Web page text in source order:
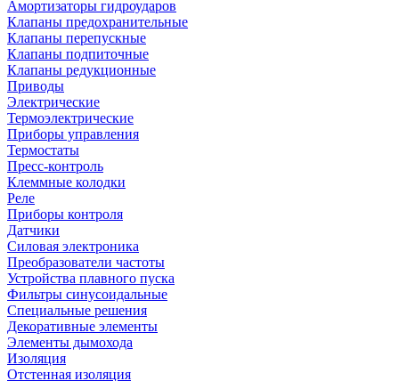
Амортизаторы гидроударов
Клапаны предохранительные
Клапаны перепускные
Клапаны подпиточные
Клапаны редукционные
Приводы
Электрические
Термоэлектрические
Приборы управления
Термостаты
Пресс-контроль
Клеммные колодки
Реле
Приборы контроля
Датчики
Силовая электроника
Преобразователи частоты
Устройства плавного пуска
Фильтры синусоидальные
Специальные решения
Декоративные элементы
Элементы дымохода
Изоляция
Отстенная изоляция